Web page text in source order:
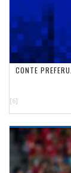
CONTE
[6]